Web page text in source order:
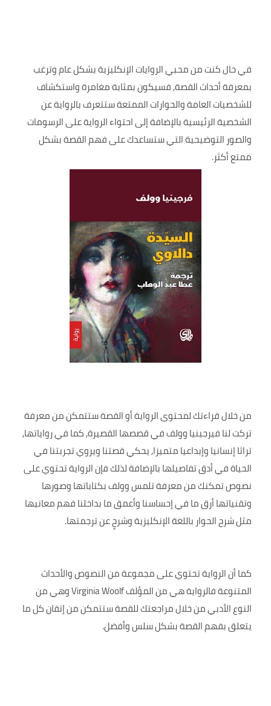
في حال كنت من محبي الروايات الإنكليزية بشكل عام وترغب
بمعرفة أحداث القصة, فسيكون بمثابة مغامرة واستكشاف
للشخصيات العامة والحوارات الممتعة ستتعرف بالرواية عن
الشخصية الرئيسية بالإضافة إلى احتواء الرواية على الرسومات
والصور التوضيحية التي ستساعدك على فهم القصة بشكل
ممتع أكثر.
من خلال قراءتك لمحتوى الرواية أو القصة ستتمكن من معرفة
تركت لنا فيرجينيا وولف في قصصها القصيرة, كما في رواياتها,
تراثا إنسانيا وإبداعيا متميزا, يحكي قصتنا ويروي تجربتنا في
الحياة في أدق تفاصيلها بالإضافة لذلك فإن الرواية تحتوي على
نصوص تمكنك من معرفة تلمس وولف بكتاباتها وصورها
وتقنياتها أرق ما في إحساسنا وأعمق ما بداخلنا فهم معانيها
مثل شرح الحوار باللغة الإنكليزية وشرحٍ عن ترجمتها.
كما أن الرواية تحتوي على مجموعة من النصوص والأحداث
المتنوعة فالرواية هي من المؤلف Virginia Woolf وهي من
النوع الأدبي من خلال مراجعتك للقصة ستتمكن من إتقان كل ما
يتعلق بفهم القصة بشكل سلس وأفضل.